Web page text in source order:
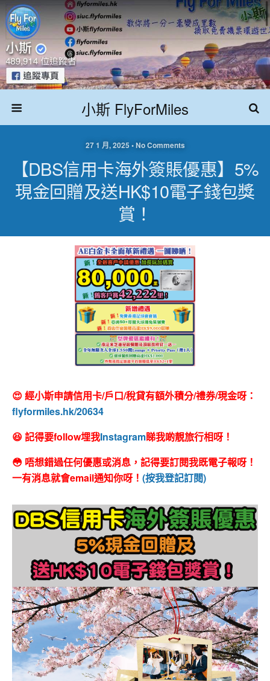
小斯 FlyForMiles
27 1 月, 2025 • No Comments
【DBS信用卡海外簽賬優惠】5%
現金回贈及送HK$10電子錢包獎
賞！
😍 經小斯申請信用卡/戶口/稅貸有額外積分/禮券/現金呀：
flyformiles.hk/20634
😆 記得要follow埋我Instagram睇我啲靚旅行相呀！
😳 唔想錯過任何優惠或消息，記得要訂閱我既電子報呀！
一有消息就會email通知你呀！ (按我登記訂閱)